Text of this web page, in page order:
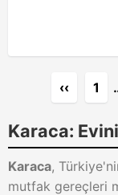
‹‹ 1
Karaca:
Karaca,
mutfak gereçleri